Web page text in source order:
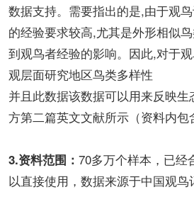
数据支持。需要指出的是,由于观
的经验要求较高,尤其是外形相似
到观鸟者经验的影响。因此,对于
观层面研究地区鸟类多样性
并且此数据该数据可以用来反映
方第二篇英文文献所示（资料内包
3.资料范围： 70多万个样本，已经
以直接使用，数据来源于中国观鸟